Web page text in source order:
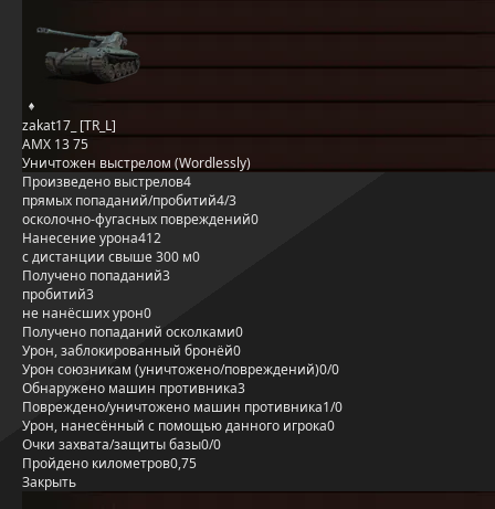
zakat17_ [TR_L]
AMX 13 75
Уничтожен выстрелом (Wordlessly)
Произведено выстрелов4
прямых попаданий/пробитий4/3
осколочно-фугасных повреждений0
Нанесение урона412
с дистанции свыше 300 м0
Получено попаданий3
пробитий3
не нанёсших урон0
Получено попаданий осколками0
Урон, заблокированный бронёй0
Урон союзникам (уничтожено/повреждений)0/0
Обнаружено машин противника3
Повреждено/уничтожено машин противника1/0
Урон, нанесённый с помощью данного игрока0
Очки захвата/защиты базы0/0
Пройдено километров0,75
Закрыть